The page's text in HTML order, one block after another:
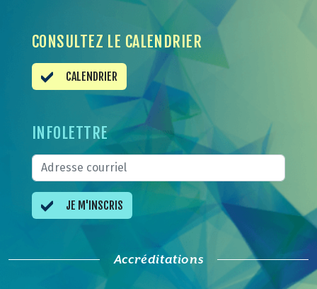
CONSULTEZ LE CALENDRIER
CALENDRIER
INFOLETTRE
JE M'INSCRIS
Accréditations